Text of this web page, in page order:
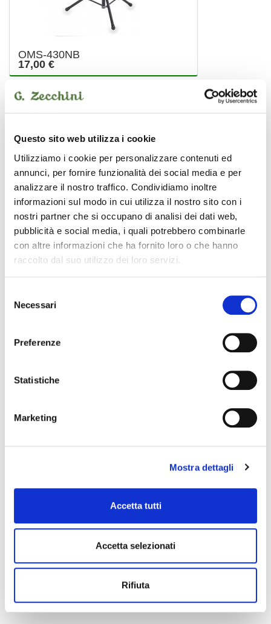
Questo sito web utilizza i cookie
Utilizziamo i cookie per personalizzare contenuti ed
annunci, per fornire funzionalità dei social media e per
analizzare il nostro traffico. Condividiamo inoltre
informazioni sul modo in cui utilizza il nostro sito con i
nostri partner che si occupano di analisi dei dati web,
pubblicità e social media, i quali potrebbero combinarle
con altre informazioni che ha fornito loro o che hanno
raccolto dal suo utilizzo dei loro servizi.
delNecessari
Preferenze
Statistiche
Marketing
Mostra dettagli
Accetta tutti
Accetta selezionati
Rifiuta
OMS-430NB
17,00 €
SOUNDSATION
SOUNDSATION